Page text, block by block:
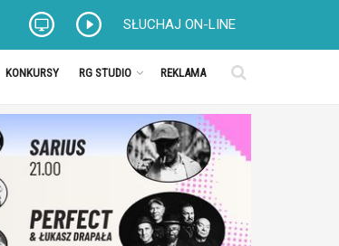
SŁUCHAJ ON-LINE
KONKURSY RG STUDIO REKLAMA